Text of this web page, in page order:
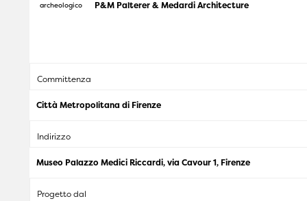
P&M Palterer & Medardi Architecture
Committenza
Città Metropolitana di Firenze
Indirizzo
Museo Palazzo Medici Riccardi, via Cavour 1, Firenze
Progetto dal